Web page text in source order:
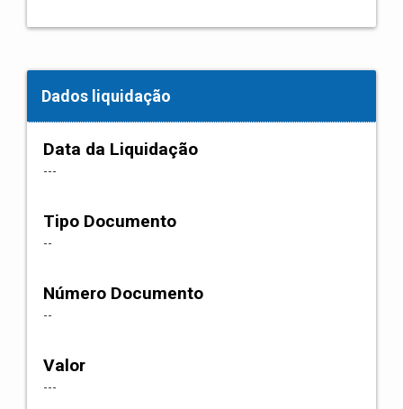
Dados liquidação
Data da Liquidação
---
Tipo Documento
--
Número Documento
--
Valor
---